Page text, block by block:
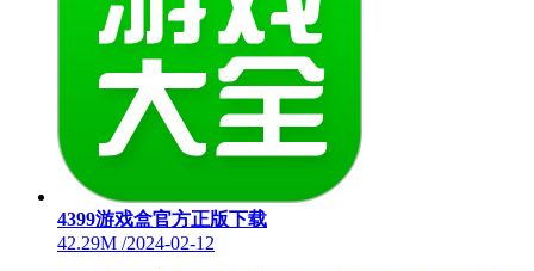
4399游戏盒官方正版下载
42.29M /2024-02-12